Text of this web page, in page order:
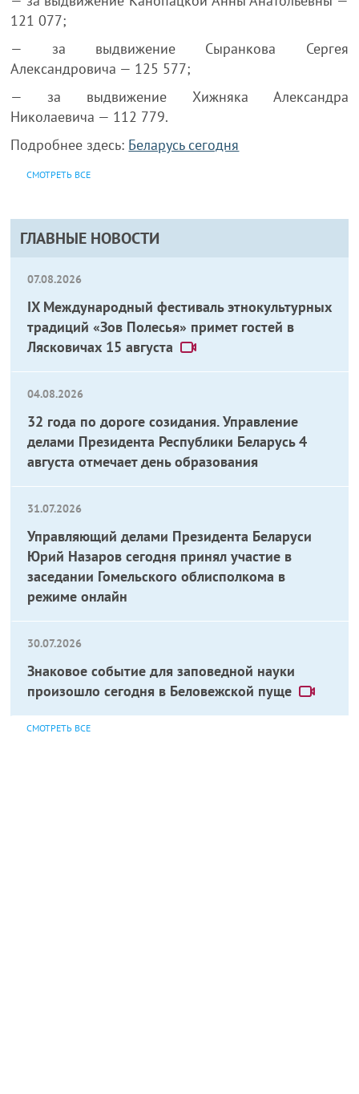
ГЛАВНЫЕ НОВОСТИ
07.08.2026
IX Международный фестиваль этнокультурных
традиций «Зов Полесья» примет гостей в
Лясковичах 15 августа
04.08.2026
32 года по дороге созидания. Управление
делами Президента Республики Беларусь 4
августа отмечает день образования
31.07.2026
Управляющий делами Президента Беларуси
Юрий Назаров сегодня принял участие в
заседании Гомельского облисполкома в
режиме онлайн
30.07.2026
Знаковое событие для заповедной науки
произошло сегодня в Беловежской пуще
СМОТРЕТЬ ВСЕ
121 077;
— за выдвижение Сыранкова Сергея
Александровича — 125 577;
— за выдвижение Хижняка Александра
Николаевича — 112 779.
Подробнее здесь: Беларусь сегодня
СМОТРЕТЬ ВСЕ